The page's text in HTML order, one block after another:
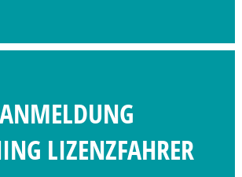
ANMELDUNG
LIZENZFAHRER